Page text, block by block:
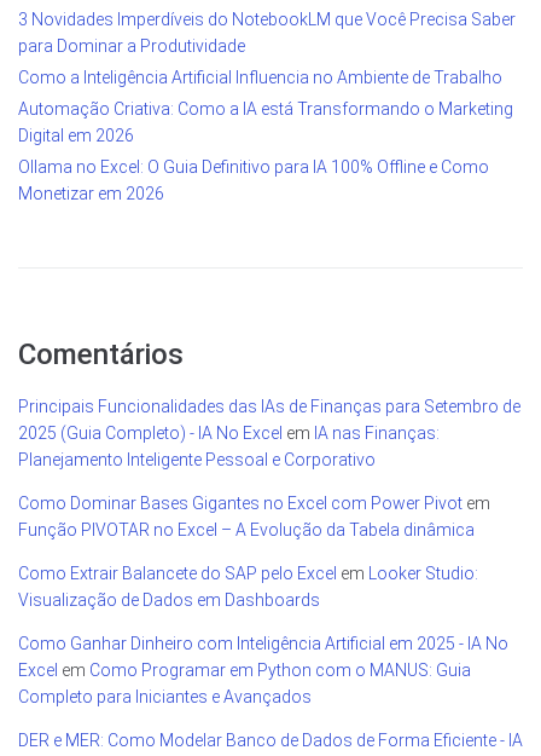
3 Novidades Imperdíveis do NotebookLM que Você Precisa Saber
para Dominar a Produtividade
Como a Inteligência Artificial Influencia no Ambiente de Trabalho
Automação Criativa: Como a IA está Transformando o Marketing
Digital em 2026
Ollama no Excel: O Guia Definitivo para IA 100% Offline e Como
Monetizar em 2026
Comentários
Principais Funcionalidades das IAs de Finanças para Setembro de
2025 (Guia Completo) - IA No Excel em IA nas Finanças:
Planejamento Inteligente Pessoal e Corporativo
Como Dominar Bases Gigantes no Excel com Power Pivot em
Função PIVOTAR no Excel – A Evolução da Tabela dinâmica
Como Extrair Balancete do SAP pelo Excel em
Looker Studio:
Visualização de Dados em Dashboards
Como Ganhar Dinheiro com Inteligência Artificial em 2025 - IA No
Excel em Como Programar em Python com o MANUS: Guia
Completo para Iniciantes e Avançados
DER e MER: Como Modelar Banco de Dados de Forma Eficiente - IA